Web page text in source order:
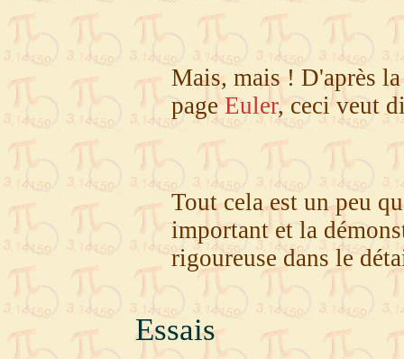
Mais, mais ! D'après
pageEuler, ceci veut
Tout cela est un peu
important et la
rigoureuse dans le
Essais